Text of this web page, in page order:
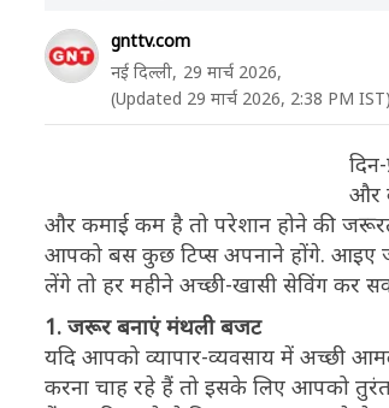
gnttv.com
नई दिल्ली, 29 मार्च 2026,
(Updated 29 मार्च 2026, 2:38 PM IST)
और
और कमाई कम है तो परेशान होने की
आपको बस कुछ टिप्स अपनाने होंगे. आइए
लेंगे तो हर महीने अच्छी-खासी सेविंग कर
1. जरूर बनाएं मंथली बजट
यदि आपको व्यापार-व्यवसाय में अच्छी
करना चाह रहे हैं तो इसके लिए आपको